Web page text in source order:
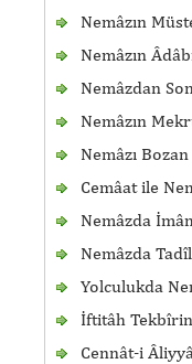
Nemâzın
Nemâzın
Nemâzdan
Nemâzın
Nemâzı
Cemâat ile
Nemâzda
Nemâzda
Yolculukda
İftitâh
Cennât-i